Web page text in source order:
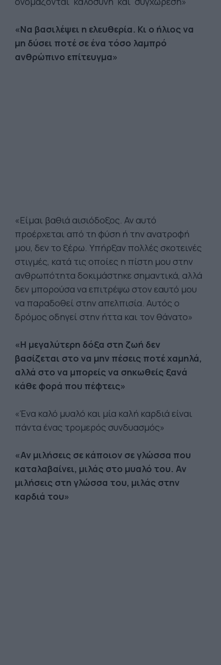
«Να βασιλέψει η ελευθερία. Κι ο ήλιος να
μη δύσει ποτέ σε ένα τόσο λαμπρό
ανθρώπινο επίτευγμα»
«Είμαι βαθιά αισιόδοξος. Αν αυτό
προέρχεται από τη φύση ή την ανατροφή
μου, δεν το ξέρω. Υπήρξαν πολλές σκοτεινές
στιγμές, κατά τις οποίες η πίστη μου στην
ανθρωπότητα δοκιμάστηκε σημαντικά, αλλά
δεν μπορούσα να επιτρέψω στον εαυτό μου
να παραδοθεί στην απελπισία. Αυτός ο
δρόμος οδηγεί στην ήττα και τον θάνατο»
«Η μεγαλύτερη δόξα στη ζωή δεν
βασίζεται στο να μην πέσεις ποτέ χαμηλά,
αλλά στο να μπορείς να σηκωθείς ξανά
κάθε φορά που πέφτεις»
«Ένα καλό μυαλό και μία καλή καρδιά είναι
πάντα ένας τρομερός συνδυασμός»
«Αν μιλήσεις σε κάποιον σε γλώσσα που
καταλαβαίνει, μιλάς στο μυαλό του. Αν
μιλήσεις στη γλώσσα του, μιλάς στην
καρδιά του»